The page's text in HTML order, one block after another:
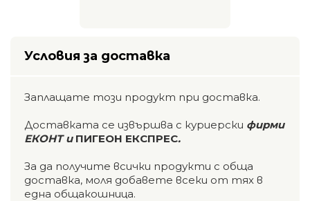
Условия за доставка
Заплащате този продукт при доставка.
Доставката се извършва с куриерски фирми
ЕКОНТ и ПИГЕОН ЕКСПРЕС.
За да получите всички продукти с обща
доставка, моля добавете всеки от тях в
една общакошница.